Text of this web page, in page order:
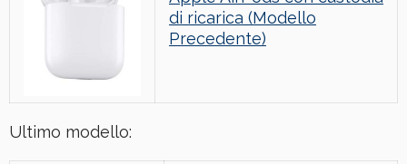
di ricarica (Modello
Precedente)
Ultimo modello: